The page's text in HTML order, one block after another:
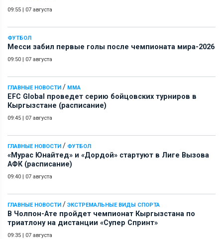
09:55 | 07 августа
ФУТБОЛ
Месси забил первые голы после чемпионата мира-2026
09:50 | 07 августа
ГЛАВНЫЕ НОВОСТИ / ММА
EFC Global проведет серию бойцовских турниров в
Кыргызстане (расписание)
09:45 | 07 августа
ГЛАВНЫЕ НОВОСТИ / ФУТБОЛ
«Мурас Юнайтед» и «Дордой» стартуют в Лиге Вызова
АФК (расписание)
09:40 | 07 августа
ГЛАВНЫЕ НОВОСТИ / ЭКСТРЕМАЛЬНЫЕ ВИДЫ СПОРТА
В Чолпон-Ате пройдет чемпионат Кыргызстана по
триатлону на дистанции «Супер Спринт»
09:35 | 07 августа